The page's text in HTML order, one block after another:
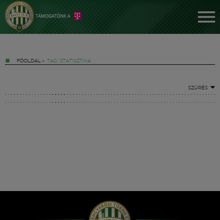
FŐOLDAL » TAG: STATISZTIKA
SZŰRÉS
Hírek